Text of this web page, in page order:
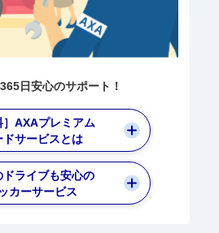
日安心のサポート！
］AXAプレミアム
ドサービスとは
ドライブも安心の
カーサービス